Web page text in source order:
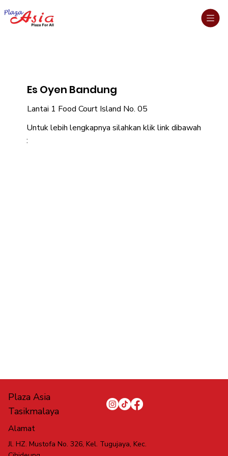
Es Oyen Bandung
Lantai 1 Food Court Island No. 05
Untuk lebih lengkapnya silahkan klik link dibawah
:
Jl. HZ. Mustofa No. 326, Kel. Tugujaya, Kec.
Alamat
Plaza Asia
Tasikmalaya